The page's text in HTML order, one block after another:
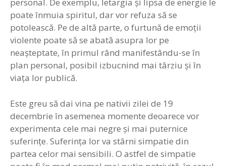
personal. De exemplu, letargia şi lipsa de energie le
poate înmuia spiritul, dar vor refuza să se
potolească. Pe de altă parte, o furtună de emoţii
violente poate să se abată asupra lor pe
neaşteptate, în primul rând manifestându-se în
plan personal, posibil izbucnind mai târziu şi în
viaţa lor publică.
Este greu să dai vina pe nativii zilei de 19
decembrie în asemenea momente deoarece vor
experimenta cele mai negre şi mai puternice
suferinţe. Suferinţa lor va stârni simpatie din
partea celor mai sensibili. O astfel de simpatie